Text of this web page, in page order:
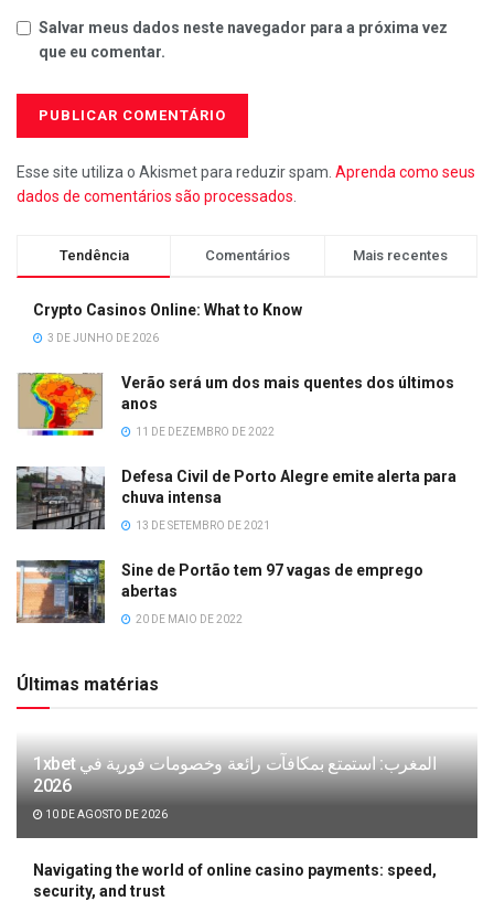
Salvar meus dados neste navegador para a próxima vez
que eu comentar.
Esse site utiliza o Akismet para reduzir spam. Aprenda como seus
dados de comentários são processados
Tendência Comentários Mais recentes
Crypto Casinos Online: What to Know
3 DE JUNHO DE 2026
Verão será um dos mais quentes dos últimos
anos
11 DE DEZEMBRO DE 2022
Defesa Civil de Porto Alegre emite alerta para
chuva intensa
13 DE SETEMBRO DE 2021
Sine de Portão tem 97 vagas de emprego
abertas
20 DE MAIO DE 2022
Últimas matérias
1xbet المغرب: استمتع بمكافآت رائعة وخصومات فورية في
2026
10 DE AGOSTO DE 2026
Navigating the world of online casino payments: speed,
security, and trust